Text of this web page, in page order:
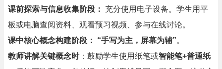
课前探索与信息收集阶段：
充分使用电子设备。学生用平
板或电脑查阅资料、观看预习视频、参与在线讨论。
课中核心概念构建阶段：
“手写为主，屏幕为辅”。
教师讲解关键概念时：鼓励学生使用纸笔或智能笔+普通纸